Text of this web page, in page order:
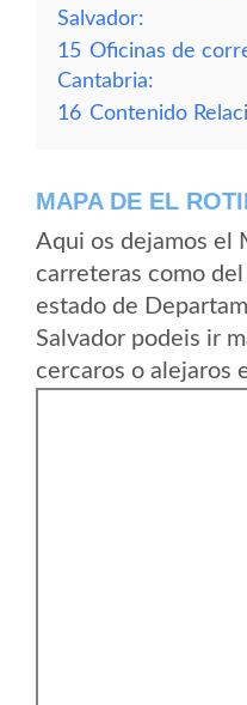
Salvador:
15 Oficinas de
Cantabria:
16 Contenido
MAPA DE EL
Aqui os dejamos el
carreteras como
estado de
Salvador podeis ir
cercaros o alejaros